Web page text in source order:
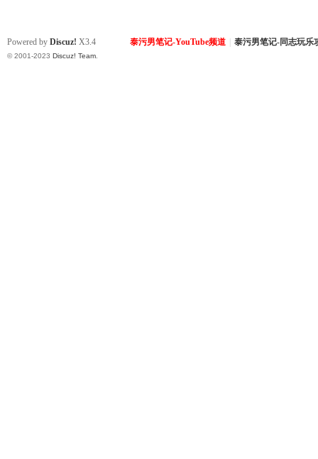
泰污男笔记-YouTube频道 泰污男笔记-同志玩乐
Powered by Discuz! X3.4
© 2001-2023 Discuz! Team.